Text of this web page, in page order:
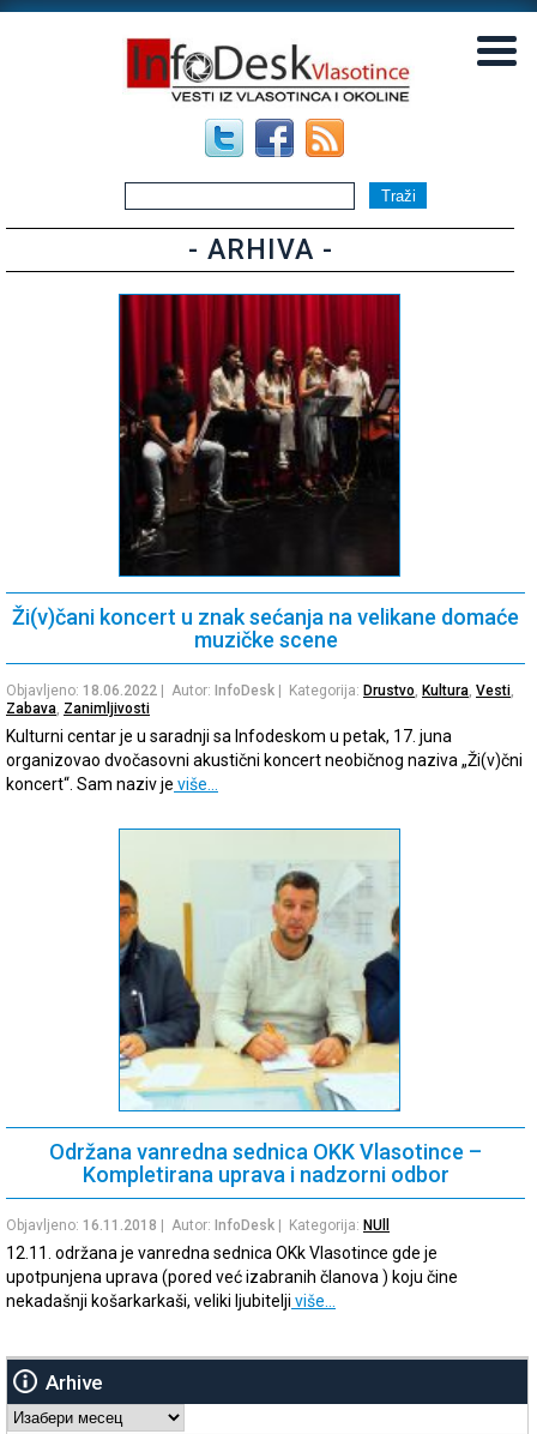
- ARHIVA -
Ži(v)čani koncert u znak sećanja na velikane domaće
muzičke scene
Objavljeno: 18.06.2022 | Autor: InfoDesk | Kategorija: Drustvo, Kultura, Vesti,
Zabava, Zanimljivosti
Kulturni centar je u saradnji sa Infodeskom u petak, 17. juna
organizovao dvočasovni akustični koncert neobičnog naziva „Ži(v)čni
koncert“. Sam naziv je više…
Održana vanredna sednica OKK Vlasotince –
Kompletirana uprava i nadzorni odbor
Objavljeno: 16.11.2018 | Autor: InfoDesk | Kategorija: NUll
12.11. održana je vanredna sednica OKk Vlasotince gde je
upotpunjena uprava (pored već izabranih članova ) koju čine
nekadašnji košarkarkaši, veliki ljubitelji više…
Arhive
Arhive